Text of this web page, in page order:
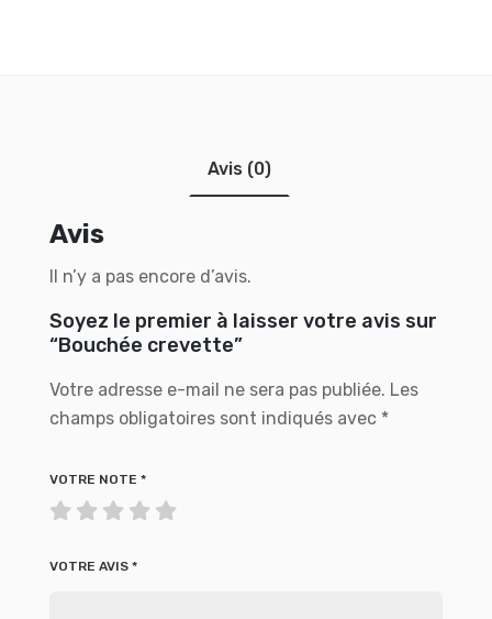
Avis (0)
Avis
Il n’y a pas encore d’avis.
Soyez le premier à laisser votre avis sur
“Bouchée crevette”
Votre adresse e-mail ne sera pas publiée. Les
champs obligatoires sont indiqués avec *
VOTRE NOTE *
VOTRE AVIS *